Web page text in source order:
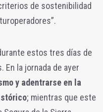
de sostenibilidad
estos tres días de
la jornada de ayer
y adentrarse en la
; mientras que este